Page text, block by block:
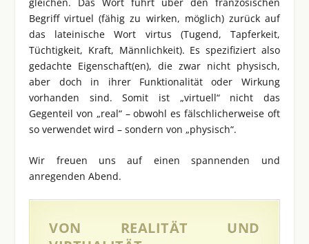
Begriff virtuel (fähig zu wirken, möglich) zurück auf
das lateinische Wort virtus (Tugend, Tapferkeit,
Tüchtigkeit, Kraft, Männlichkeit). Es spezifiziert also
gedachte Eigenschaft(en), die zwar nicht physisch,
aber doch in ihrer Funktionalität oder Wirkung
vorhanden sind. Somit ist „virtuell“ nicht das
Gegenteil von „real“ – obwohl es fälschlicherweise oft
so verwendet wird – sondern von „physisch“.
Wir freuen uns auf einen spannenden und
anregenden Abend.
VON REALITÄT UND